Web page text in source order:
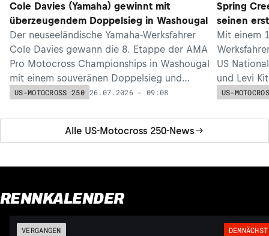
Cole Davies (Yamaha) gewinnt mit
überzeugendem Doppelsieg in Washougal
Der neuseeländische Yamaha-Werksfahrer
Cole Davies gewann die 8. Etappe der AMA
Pro Motocross Championships in Washougal
mit einem souveränen Doppelsieg und
verbesserte sich in der Tabelle auf Platz 2
US-MOTOCROSS 250 26.07.2026 - 09:08
Spring
seinen
Mit einem
US
und Levi
übernahm
US-
Alle US-Motocross 250-News
RENNKALENDER
VERGANGEN DEMNÄCHST